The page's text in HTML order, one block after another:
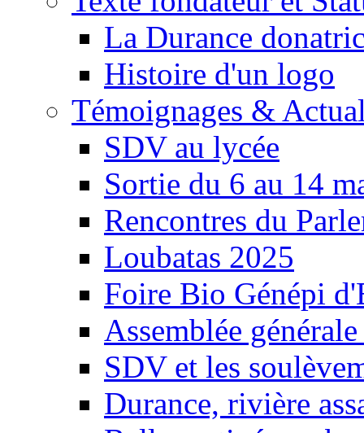
La Durance
Histoire d'un logo
Témoignages &
SDV au lycée
Sortie du 6 au 14
Rencontres du
Loubatas 2025
Foire Bio Génépi
Assemblée
SDV et les
Durance, rivière